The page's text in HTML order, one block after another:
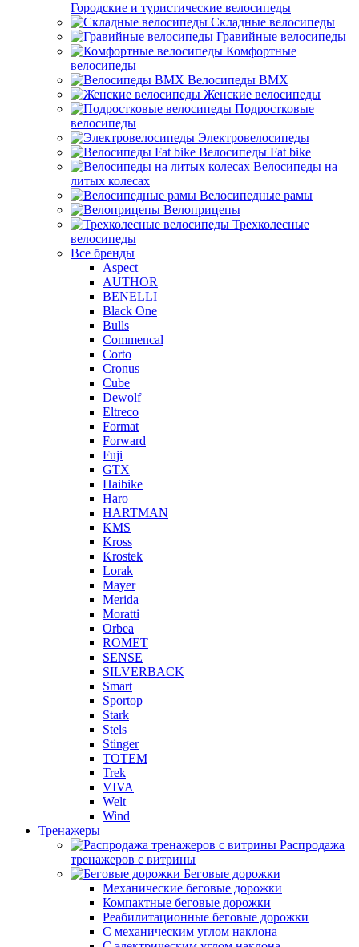
Городские и туристические велосипеды
Складные велосипеды
Гравийные велосипеды
Комфортные
велосипеды
Велосипеды BMX
Женские велосипеды
Подростковые
велосипеды
Электровелосипеды
Велосипеды Fat bike
Велосипеды на
литых колесах
Велосипедные рамы
Велоприцепы
Трехколесные
велосипеды
Все бренды
Aspect
AUTHOR
BENELLI
Black One
Bulls
Commencal
Corto
Cronus
Cube
Dewolf
Eltreco
Format
Forward
Fuji
GTX
Haibike
Haro
HARTMAN
KMS
Kross
Krostek
Lorak
Mayer
Merida
Moratti
Orbea
ROMET
SENSE
SILVERBACK
Smart
Sportop
Stark
Stels
Stinger
TOTEM
Trek
VIVA
Welt
Wind
Тренажеры
Распродажа
тренажеров с витрины
Беговые дорожки
Механические беговые дорожки
Компактные беговые дорожки
Реабилитационные беговые дорожки
С механическим углом наклона